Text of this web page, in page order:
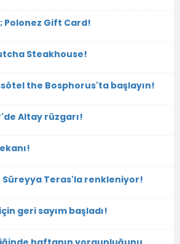
Polonez Gift Card!
Steakhouse!
the Bosphorus'ta başlayın!
Altay rüzgarı!
Süreyya Teras'la renkleniyor!
geri sayım başladı!